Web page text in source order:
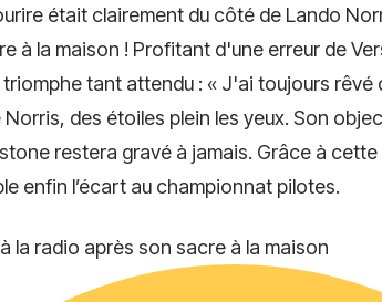
était clairement du côté de Lando
à la maison ! Profitant d'une erreur de
tant attendu : « J'ai toujours rêvé
Norris, des étoiles plein les yeux. Son
restera gravé à jamais. Grâce à
enfin l’écart au championnat pilotes.
la radio après son sacre à la maison